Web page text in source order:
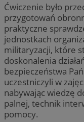
Ćwiczenie było
przygotowań
praktyczne
jednostkach
militaryzacji, które
doskonalenia
bezpieczeństwa
uczestniczyli w
nabywając wiedzę
palnej, technik
pomocy.